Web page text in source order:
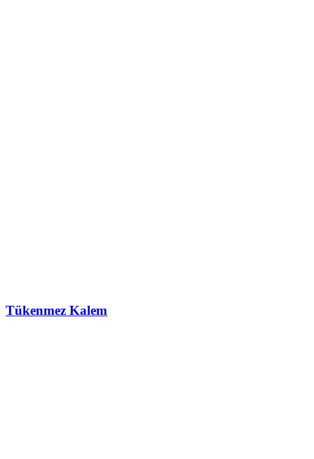
Tükenmez Kalem